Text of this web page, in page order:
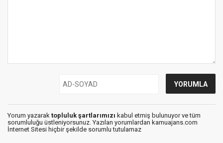
Yorum yazarak topluluk şartlarımızı kabul etmiş bulunuyor ve tüm
sorumluluğu üstleniyorsunuz. Yazılan yorumlardan kamuajans.com
İnternet Sitesi hiçbir şekilde sorumlu tutulamaz